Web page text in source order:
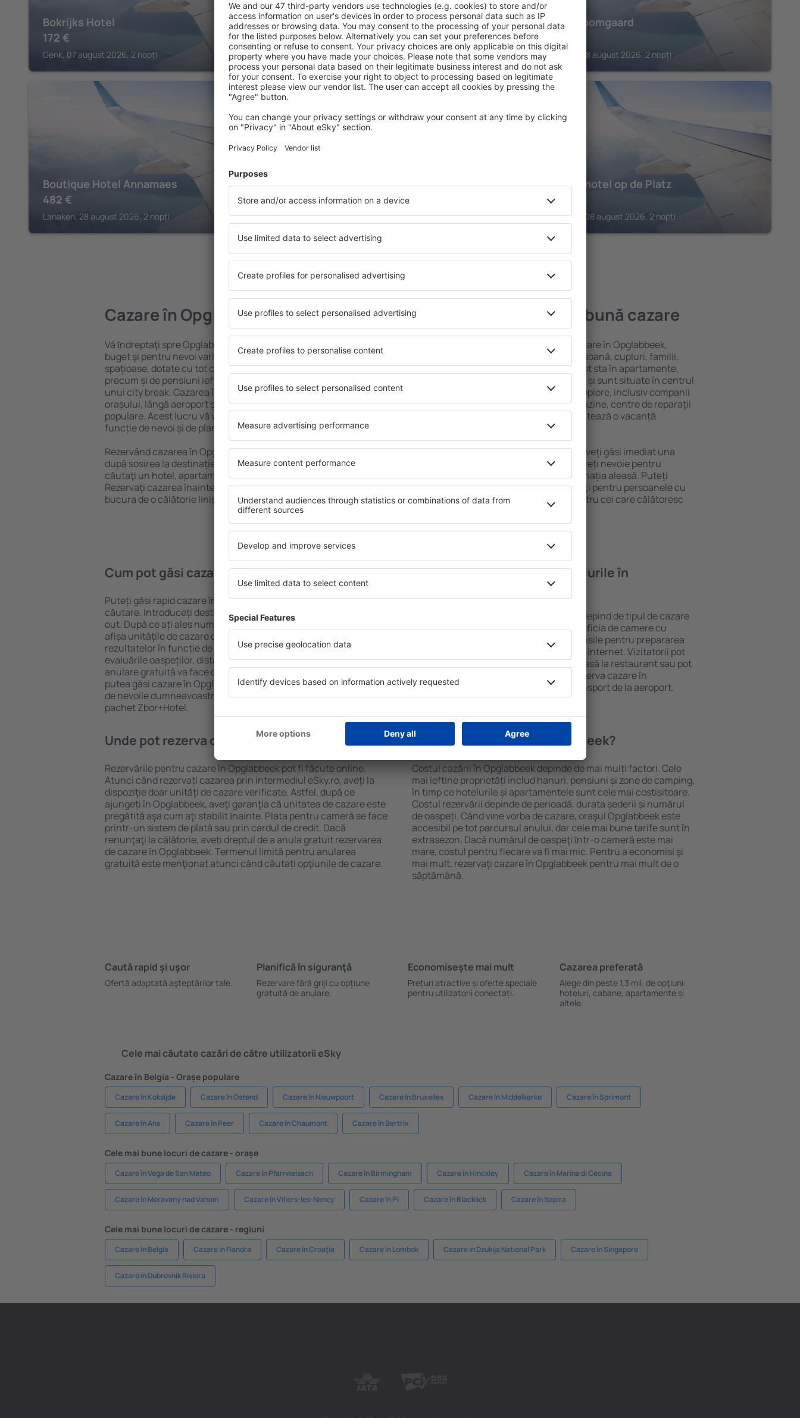
Bokrijks Hotel
172 €
Genk, 07 august 2026, 2 nopți
Villa Reynaert
325€
Maaseik, 07 august 2026, 2 nopți
Hotel Boomgaard
Lanaken, 28 august 2026, 2 nopți
Boutique Hotel Annamaes
482 €
Lanaken, 28 august 2026, 2 nopți
Green Resort Limburg
315€
Houthalen, 07 august 2026, 2 nopți
Boetiekhotel op de Platz
323
Limbricht, 08 august 2026, 2 nopți
Vedeţi mai multe oferte în Opglabbeek
Cazare în Opglabbeek
Vă ȋndreptaţi spre Opglabbeek? Găsiți cazare pentru fiecare
buget şi pentru nevoi variate. Puteți beneficia de proprietăți
spațioase, dotate cu tot confortul, cu numeroase facilități,
precum și de pensiuni ieftine pentru a sta câteva zile în timpul
unui city break. Cazarea în Opglabbeek este disponibilă în centrul
orașului, lângă aeroport și în cartiere sau regiuni mai puțin
populare. Acest lucru vă va ajuta să găsiţi unităţi de cazare în
funcție de nevoi și de planurile ulterioare.
Rezervând cazarea în Opglabbeek mai devreme, aveți garanţia că
după sosirea la destinație vă puteţi relaxa, fără a fi nevoie să
căutaţi un hotel, apartament sau altă unitate de cazare.
Rezervaţi cazarea înainte de călătoria spre Opglabbeek și vă veţi
bucura de o călătorie liniştită.
Opglabbeek – cea mai bună cazare
Puteți alege dintr-o ofertă variată de cazare în Opglabbeek,
inclusiv proprietăți pentru o singură persoană, cupluri, familii,
persoane ȋn vârstă și grupuri. Oaspeţii pot sta în apartamente,
hoteluri și pensiuni care oferă intimitate și sunt situate în centrul
orașului Opglabbeek. Facilitățile din apropiere, inclusiv companii
de închirieri auto, transport public, magazine, centre de reparaţii
și locuri de relaxare sau distracţie, garantează o vacanță
Dacă doriţi cazare de lux în Opglabbeek, veţi găsi imediat una
care să se potrivească. Veți găsi tot ce aveți nevoie pentru
vacanță sau călătoria de afaceri la destinația aleasă. Puteți
rezerva cazare în Opglabbeek cu facilități pentru persoanele cu
dizabilități, sugari și copii, precum și pentru cei care călătoresc
Cum pot găsi cazare în Opglabbeek?
Puteți găsi rapid cazare în Opglabbeek folosind un motor de
căutare. Introduceți destinația și datele de check-in și check-
out. După ce ați ales numărul de persoane, motorul de căutare va
afișa unităţile de cazare disponibile în Opglabbeek. Filtrarea
rezultatelor în funcție de tipul proprietăţii, numărul de stele,
evaluările oaspeților, distanța față de centru și opțiunea de
anulare gratuită va face căutarea mult mai ușoară. Astfel veți
putea găsi cazare în Opglabbeek în doar câteva minute. În funcție
de nevoile dumneavoastră, puteți rezerva doar cazare sau un
pachet Zbor+Hotel.
Ce fel de facilităţi oferă hotelurile în
Facilitățile proprietăţilor în Opglabbeek depind de tipul de cazare
și de numărul de stele. Oaspeții pot beneficia de camere cu
chicinetă, balcon, aer condiționat, ustensile pentru prepararea
ceaiului şi a cafelei, prosoape și acces la internet. Vizitatorii pot
avea parcare gratuită, pot comanda o masă la restaurant sau pot
alege un hotel cu piscină. În plus, pot rezerva cazare în
Opglabbeek la proprietăți care oferă transport de la aeroport.
Unde pot rezerva cazare în Opglabbeek?
Rezervările pentru cazare în Opglabbeek pot fi făcute online.
Atunci când rezervați cazarea prin intermediul eSky.ro, aveţi la
dispoziţie doar unităţi de cazare verificate. Astfel, după ce
ajungeți în Opglabbeek, aveţi garanţia că unitatea de cazare este
pregătită aşa cum aţi stabilit ȋnainte. Plata pentru cameră se face
printr-un sistem de plată sau prin cardul de credit. Dacă
renunţaţi la călătorie, aveți dreptul de a anula gratuit rezervarea
de cazare în Opglabbeek. Termenul limită pentru anularea
gratuită este menţionat atunci când căutați opţiunile de cazare.
Cât costă cazarea în Opglabbeek?
Costul cazării în Opglabbeek depinde de mai mulți factori. Cele
mai ieftine proprietăți includ hanuri, pensiuni și zone de camping,
în timp ce hotelurile și apartamentele sunt cele mai costisitoare.
Costul rezervării depinde de perioadă, durata șederii și numărul
de oaspeți. Când vine vorba de cazare, oraşul Opglabbeek este
accesibil pe tot parcursul anului, dar cele mai bune tarife sunt în
extrasezon. Dacă numărul de oaspeţi ȋntr-o cameră este mai
mare, costul pentru fiecare va fi mai mic. Pentru a economisi şi
mai mult, rezervați cazare în Opglabbeek pentru mai mult de o
săptămână.
Caută rapid şi uşor
Ofertă adaptată aşteptărilor tale.
Planifică ȋn siguranţă
Rezervare fără griji cu opțiune
gratuită de anulare.
Economiseşte mai mult
Prețuri atractive și oferte speciale
pentru utilizatorii conectați.
Cazarea preferată
Alege din peste 1,3 mil. de opţiuni:
hoteluri, cabane, apartamente și
altele.
Cele mai căutate cazări de către utilizatorii eSky
Cazare în Belgia - Orașe populare
Cazare în Koksijde Cazare în Ostend Cazare în Nieuwpoort Cazare în Bruxelles Cazare în Middelkerke Cazare în Sprimont
Cazare în Ans Cazare în Peer Cazare în Chaumont Cazare în Bertrix
Cele mai bune locuri de cazare - orașe
Cazare în Vega de San Mateo Cazare în Pfarrweisach Cazare în Birmingham Cazare în Hinckley Cazare în Marina di Cecina
Cazare în Moravany nad Vahom Cazare în Villers-les-Nancy Cazare în Pi Cazare în Blacklick Cazare în Itapira
Cele mai bune locuri de cazare - regiuni
Cazare în Belgia Cazare in Flandra Cazare în Croaţia Cazare în Lombok Cazare in Dzukija National Park Cazare în Singapore
Cazare in Dubrovnik Riviera